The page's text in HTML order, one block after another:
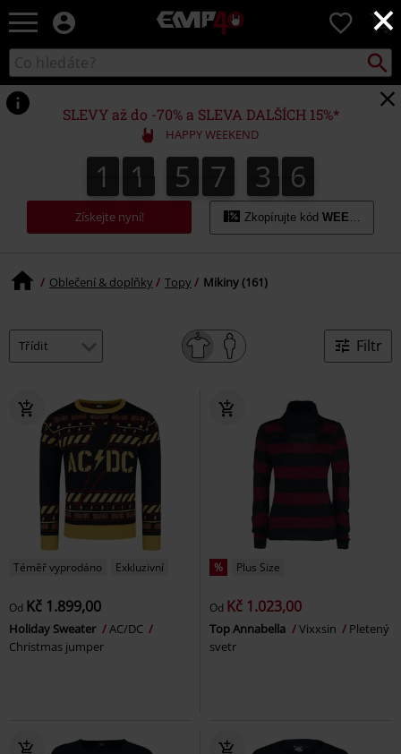
×
EMP
Hudba,
filmy
&
seriály,
Merch
pro
hráče,
Alternativní
móda
0
Katalog
vyhledávání
SLEVY až do -70% a SLEVA DALŠÍCH 15%*
HAPPY WEEKEND
1
1 1
1 5
5 7
7 3
3
3
3 4
5
4
6
5
Získejte nyní! Zkopírujte kód WEEKEND
Oblečení & doplňky Topy Mikiny (161)
Filtr
Téměř vyprodáno Exkluzivní
Od Kč 1.899,00
Holiday Sweater
AC/DC
Christmas jumper
% Plus Size
Od Kč 1.023,00
Top Annabella Vixxsin
Pletený
svetr